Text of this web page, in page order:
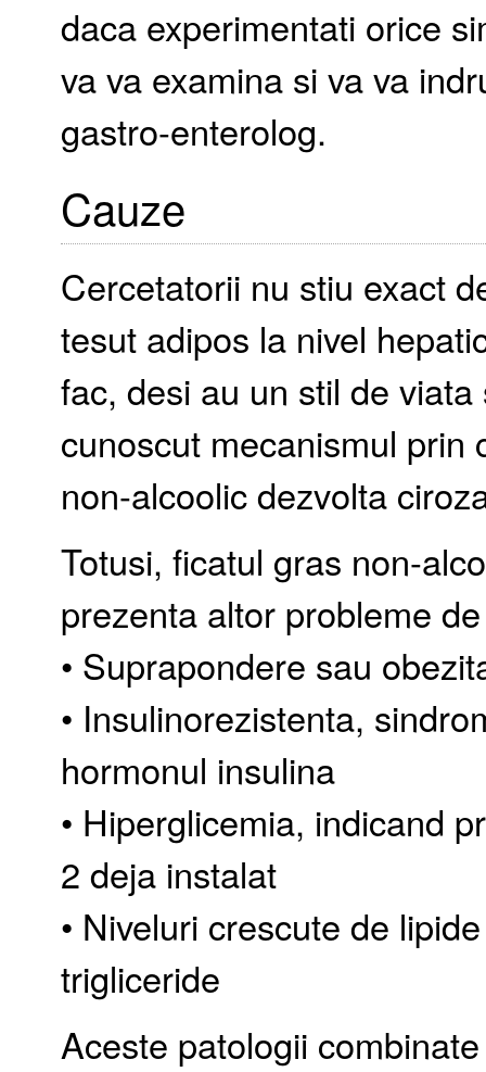
daca experimentati orice
va va examina si va va
gastro-enterolog.
Cauze
Cercetatorii nu stiu exact
tesut adipos la nivel
fac, desi au un stil de
cunoscut mecanismul prin
non-alcoolic dezvolta
Totusi, ficatul gras non-
prezenta altor probleme
• Suprapondere sau
• Insulinorezistenta,
hormonul insulina
• Hiperglicemia, indicand
2 deja instalat
• Niveluri crescute de
trigliceride
Aceste patologii